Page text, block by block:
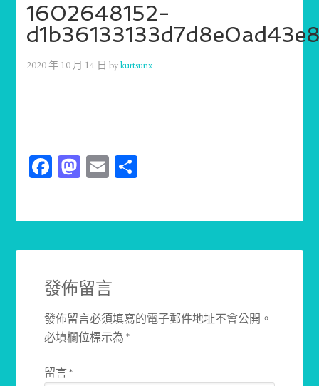
1602648152-
2020 年 10 月 14 日 bykurtsunx
Facebook
Mastodon
Email
發佈留言
發佈留言必須填寫的電子郵件地址不會公開。
必填欄位標示為*
留言*